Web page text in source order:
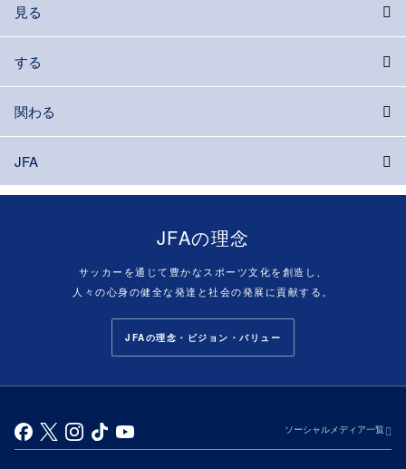
見る
する
関わる
JFA
JFAの理念
サッカーを通じて豊かなスポーツ文化を創造し、
人々の心身の健全な発達と社会の発展に貢献する。
JFAの理念・ビジョン・バリュー
ソーシャルメディア一覧